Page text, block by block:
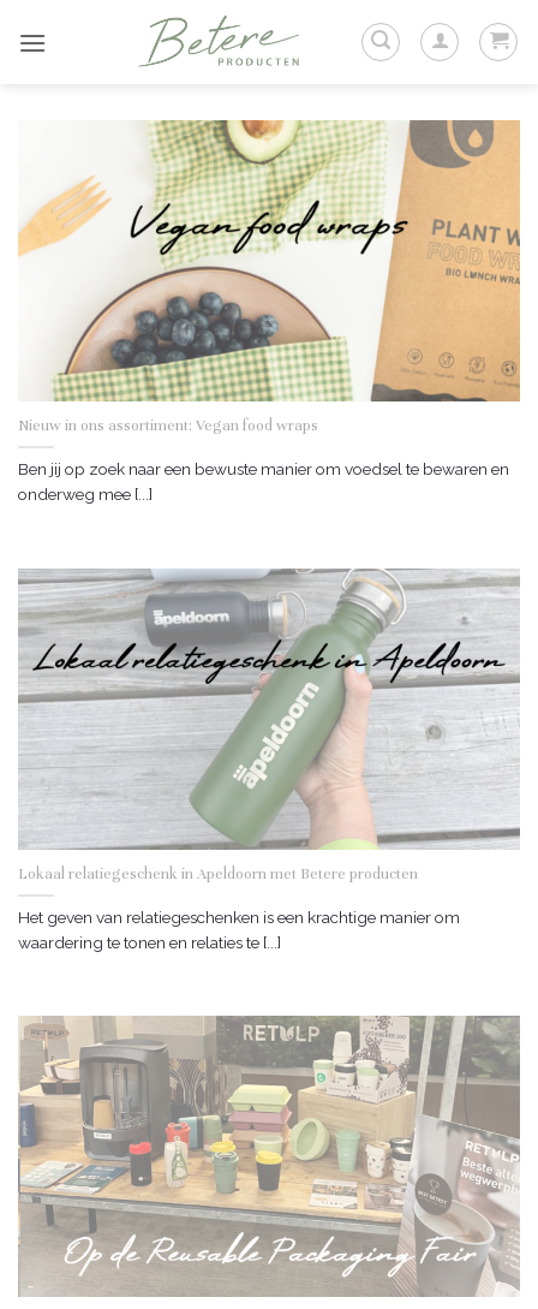
naar
Nieuw in ons assortiment: Vegan food wraps
Ben jij op zoek naar een bewuste manier om voedsel te bewaren en
onderweg mee [...]
Lokaal relatiegeschenk in Apeldoorn met Betere producten
Het geven van relatiegeschenken is een krachtige manier om
waardering te tonen en relaties te [...]